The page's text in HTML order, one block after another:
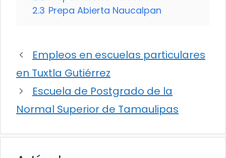
2.3 Prepa Abierta Naucalpan
Empleos en escuelas particulares
en Tuxtla Gutiérrez
Escuela de Postgrado de la
Normal Superior de Tamaulipas